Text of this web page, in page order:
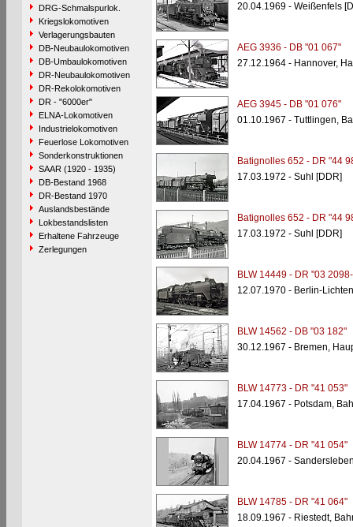
DRG-Schmalspurlok.
Kriegslokomotiven
Verlagerungsbauten
DB-Neubaulokomotiven
DB-Umbaulokomotiven
DR-Neubaulokomotiven
DR-Rekolokomotiven
DR - "6000er"
ELNA-Lokomotiven
Industrielokomotiven
Feuerlose Lokomotiven
Sonderkonstruktionen
SAAR (1920 - 1935)
DB-Bestand 1968
DR-Bestand 1970
Auslandsbestände
Lokbestandslisten
Erhaltene Fahrzeuge
Zerlegungen
20.04.1969 - Weißenfels
AEG 3936 - DB "01 067"
27.12.1964 - Hannover,
AEG 3945 - DB "01 076"
01.10.1967 - Tuttlingen,
Batignolles 652 - DR "44
17.03.1972 - Suhl [DDR]
Batignolles 652 - DR "44
17.03.1972 - Suhl [DDR]
BLW 14449 - DR "03
12.07.1970 - Berlin-
BLW 14562 - DB "03 182"
30.12.1967 - Bremen,
BLW 14773 - DR "41 053"
17.04.1967 - Potsdam,
BLW 14774 - DR "41 054"
20.04.1967 -
BLW 14785 - DR "41 064"
18.09.1967 - Riestedt,